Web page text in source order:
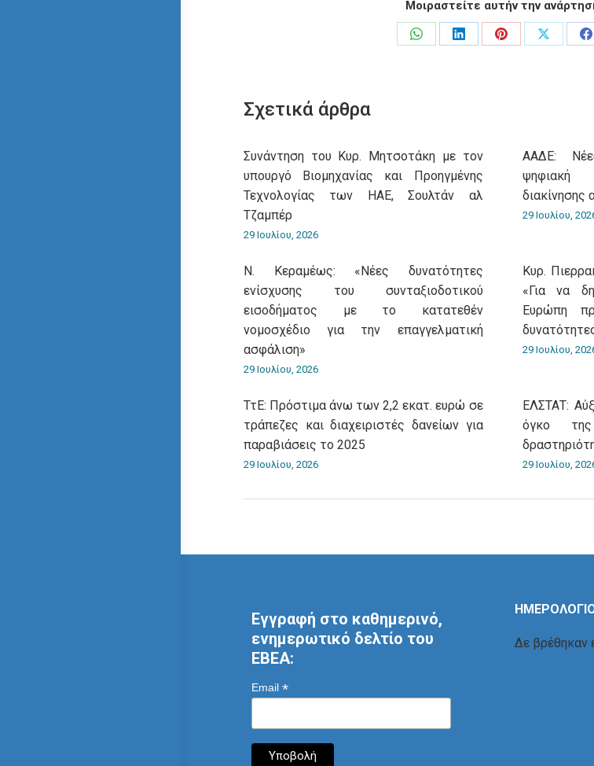
Μοιραστείτε αυτήν την
Share
Share
Share
Share
Σχετικά άρθρα
Συνάντηση του Κυρ. Μητσοτάκη με τον
υπουργό Βιομηχανίας και Προηγμένης
Τεχνολογίας των ΗΑΕ, Σουλτάν αλ
Τζαμπέρ
29 Ιουλίου, 2026
ΑΑΔΕ:
ψηφιακή
29 Ιουλίου,
Ν. Κεραμέως: «Νέες δυνατότητες
ενίσχυσης του συνταξιοδοτικού
εισοδήματος με το κατατεθέν
νομοσχέδιο για την επαγγελματική
ασφάλιση»
29 Ιουλίου, 2026
Κυρ.
«Για να
Ευρώπη
29 Ιουλίου,
ΤτΕ: Πρόστιμα άνω των 2,2 εκατ. ευρώ σε
τράπεζες και διαχειριστές δανείων για
παραβιάσεις το 2025
29 Ιουλίου, 2026
ΕΛΣΤΑΤ:
όγκο της
29 Ιουλίου,
Εγγραφή στο καθημερινό,
ενημερωτικό δελτίο του
ΕΒΕΑ:
Email *
Δε βρέθηκαν